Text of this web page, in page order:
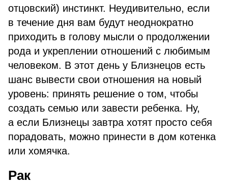
отцовский) инстинкт. Неудивительно, если
в течение дня вам будут неоднократно
приходить в голову мысли о продолжении
рода и укреплении отношений с любимым
человеком. В этот день у Близнецов есть
шанс вывести свои отношения на новый
уровень: принять решение о том, чтобы
создать семью или завести ребенка. Ну,
а если Близнецы завтра хотят просто себя
порадовать, можно принести в дом котенка
или хомячка.
Рак